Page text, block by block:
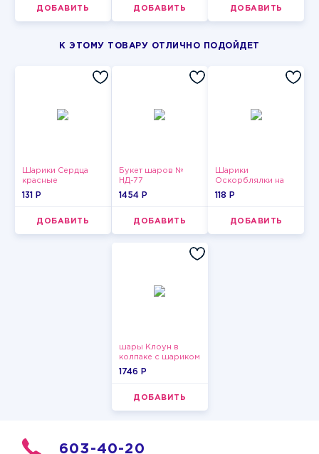
ДОБАВИТЬ ДОБАВИТЬ ДОБАВИТЬ
К ЭТОМУ ТОВАРУ ОТЛИЧНО ПОДОЙДЕТ
Шарики Сердца
красные
131 P
ДОБАВИТЬ
Букет шаров №
НД-77
1454 P
ДОБАВИТЬ
Шарики
Оскорблялки на
день рождения для
118 P
ДОБАВИТЬ
шары Клоун в
колпаке с шариком
1746 P
ДОБАВИТЬ
603-40-20